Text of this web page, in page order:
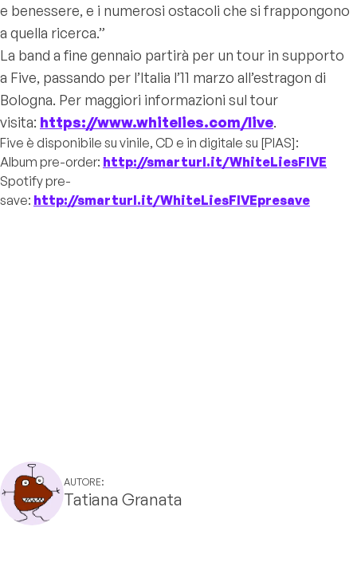
e benessere, e i numerosi ostacoli che si frappongono
a quella ricerca.”
La band a fine gennaio partirà per un tour in supporto
a Five, passando per l’Italia l’11 marzo all’estragon di
Bologna. Per maggiori informazioni sul tour
visita: https://www.whitelies.com/live.
Five è disponibile su vinile, CD e in digitale su [PIAS]:
Album pre-order: http://smarturl.it/WhiteLiesFIVE
Spotify pre-
save: http://smarturl.it/WhiteLiesFIVEpresave
AUTORE:
Tatiana Granata